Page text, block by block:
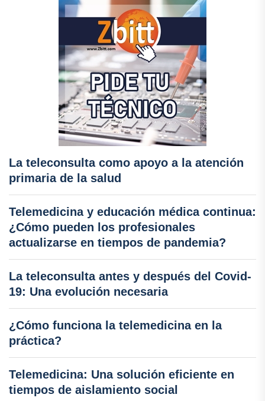
La teleconsulta como apoyo a la atención
primaria de la salud
Telemedicina y educación médica continua:
¿Cómo pueden los profesionales
actualizarse en tiempos de pandemia?
La teleconsulta antes y después del Covid-
19: Una evolución necesaria
¿Cómo funciona la telemedicina en la
práctica?
Telemedicina: Una solución eficiente en
tiempos de aislamiento social